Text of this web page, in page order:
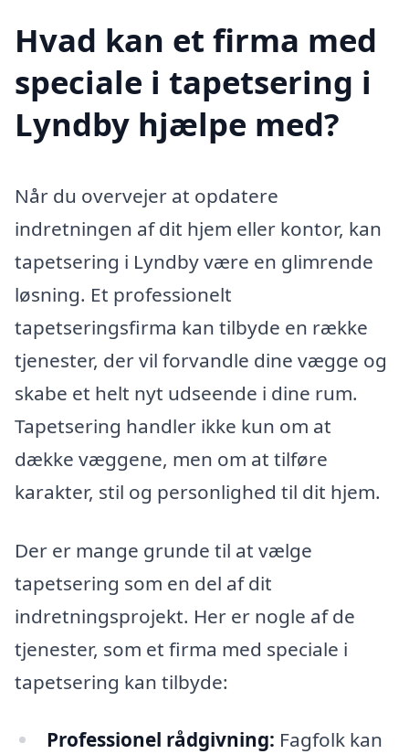
Hvad kan et firma med
speciale i tapetsering i
Lyndby hjælpe med?
Når du overvejer at opdatere
indretningen af dit hjem eller kontor, kan
tapetsering i Lyndby være en glimrende
løsning. Et professionelt
tapetseringsfirma kan tilbyde en række
tjenester, der vil forvandle dine vægge og
skabe et helt nyt udseende i dine rum.
Tapetsering handler ikke kun om at
dække væggene, men om at tilføre
karakter, stil og personlighed til dit hjem.
Der er mange grunde til at vælge
tapetsering som en del af dit
indretningsprojekt. Her er nogle af de
tjenester, som et firma med speciale i
tapetsering kan tilbyde:
Professionel rådgivning: Fagfolk kan